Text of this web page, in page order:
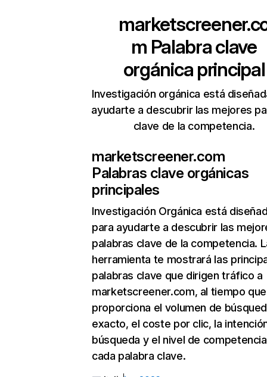
m Palabra clave
orgánica principal
Investigación orgánica está
ayudarte a descubrir las mejores
clave de la competencia.
marketscreener.com
Palabras clave orgánicas
principales
Investigación Orgánica está
para ayudarte a descubrir las
palabras clave de la competencia.
herramienta te mostrará las
palabras clave que dirigen tráfico a
marketscreener.com, al tiempo
proporciona el volumen de
exacto, el coste por clic, la
búsqueda y el nivel de
cada palabra clave.